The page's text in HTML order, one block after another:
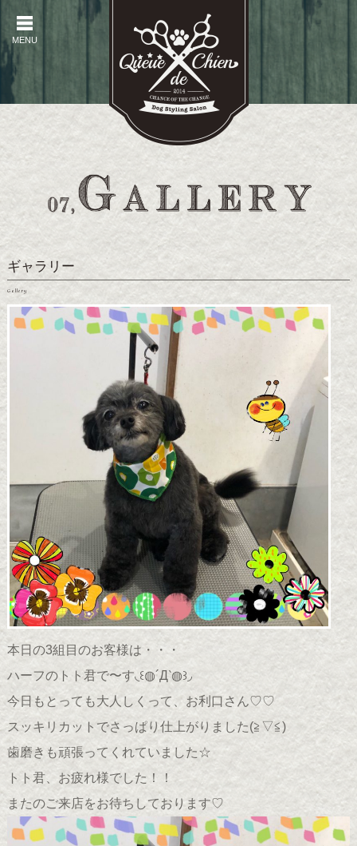
MENU
ギャラリー
Gallery
本日の3組目のお客様は・・・
ハーフのトト君で〜す◟꒰◍´Д‵◍꒱◞
今日もとっても大人しくって、お利口さん♡♡
スッキリカットでさっぱり仕上がりました(≧▽≦)ゞ
歯磨きも頑張ってくれていました☆
トト君、お疲れ様でした！！
またのご来店をお待ちしております♡